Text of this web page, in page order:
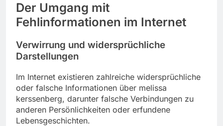
Der Umgang mit
Fehlinformationen im Internet
Verwirrung und widersprüchliche
Darstellungen
Im Internet existieren zahlreiche widersprüchliche
oder falsche Informationen über melissa
kerssenberg, darunter falsche Verbindungen zu
anderen Persönlichkeiten oder erfundene
Lebensgeschichten.